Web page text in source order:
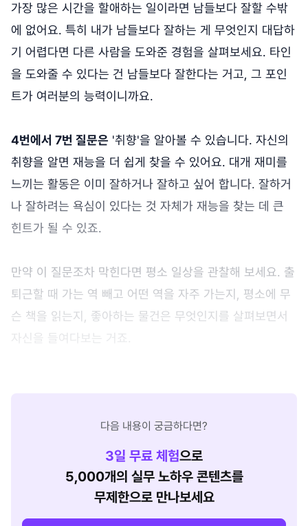
가장 많은 시간을 할애하는 일이라면 남들보다 잘할 수밖
에 없어요. 특히 내가 남들보다 잘하는 게 무엇인지 대답하
기 어렵다면 다른 사람을 도와준 경험을 살펴보세요. 타인
을 도와줄 수 있다는 건 남들보다 잘한다는 거고, 그 포인
트가 여러분의 능력이니까요.
4번에서 7번 질문은 '취향'을 알아볼 수 있습니다. 자신의
취향을 알면 재능을 더 쉽게 찾을 수 있어요. 대개 재미를
느끼는 활동은 이미 잘하거나 잘하고 싶어 합니다. 잘하거
나 잘하려는 욕심이 있다는 것 자체가 재능을 찾는 데 큰
힌트가 될 수 있죠.
만약 이 질문조차 막힌다면 평소 일상을 관찰해 보세요. 출
퇴근할 때 가는 역 빼고 어떤 역을 자주 가는지, 평소에 무
슨 책을 읽는지, 좋아하는 물건은 무엇인지를 살펴보면서
자신을 들여다보는 거죠.
다음 내용이 궁금하다면?
3일 무료 체험으로
5,000개의 실무 노하우 콘텐츠를
무제한으로 만나보세요